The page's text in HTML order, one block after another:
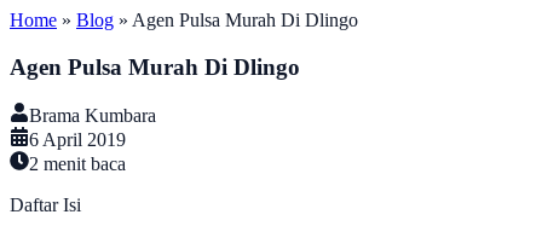
Home » Blog » Agen Pulsa Murah Di Dlingo
Agen Pulsa Murah Di Dlingo
Brama Kumbara
6 April 2019
2 menit baca
Daftar Isi